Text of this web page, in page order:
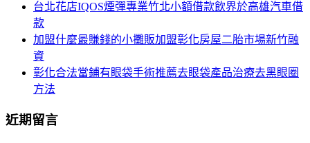
台北花店IQOS煙彈專業竹北小額借款飲界於高雄汽車借
款
加盟什麼最賺錢的小攤販加盟彰化房屋二胎市場新竹融
資
彰化合法當鋪有眼袋手術推薦去眼袋產品治療去黑眼圈
方法
近期留言